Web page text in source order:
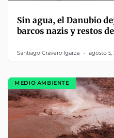
Sin agua, el Danubio
barcos nazis y restos
Santiago Cravero Igarza agosto 5,
MEDIO AMBIENTE